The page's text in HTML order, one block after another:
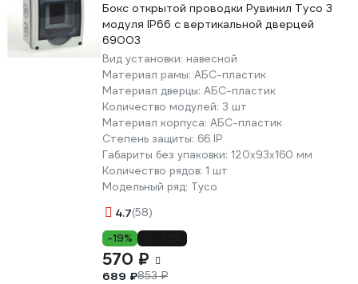
Бокс открытой проводки Рувинил Тусо 3
модуля IP66 с вертикальной дверцей
69003
Вид установки: навесной
Материал рамы: АБС-пластик
Материал дверцы: АБС-пластик
Количество модулей: 3 шт
Материал корпуса: АБС-пластик
Степень защиты: 66 IP
Габариты без упаковки: 120х93х160 мм
Количество рядов: 1 шт
Модельный ряд: Тусо
4.7(58)
-19%
570 ₽
689 ₽853 ₽